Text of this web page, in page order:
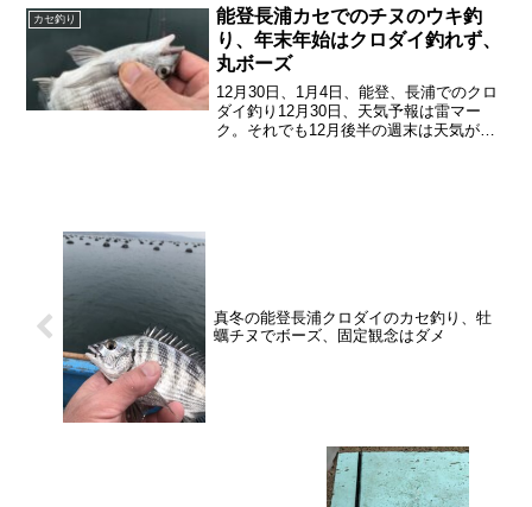
日）の島田渡船さんの釣果を見ると、ど
うも和倉側より...
カセ釣り
能登長浦カセでのチヌのウキ釣
り、年末年始はクロダイ釣れず、
丸ボーズ
12月30日、1月4日、能登、長浦でのクロ
ダイ釣り12月30日、天気予報は雷マー
ク。それでも12月後半の週末は天気が悪
真冬の能登長浦クロダイのカセ釣り、牡
蠣チヌでボーズ、固定観念はダメ